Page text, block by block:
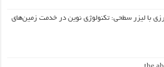
با لیزر سطحی: تکنولوژی نوین در خدمت زمین‌های